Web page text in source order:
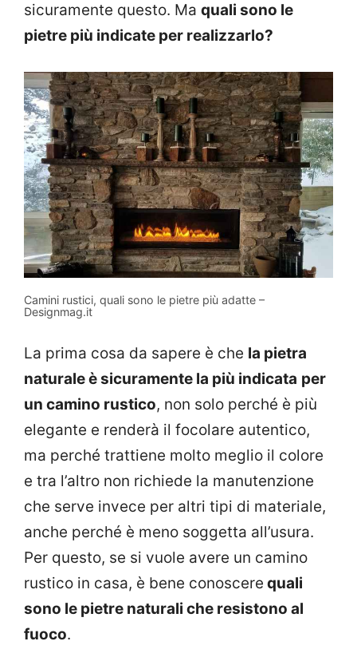
sicuramente questo. Ma quali sono le
pietre più indicate per realizzarlo?
Camini rustici, quali sono le pietre più adatte –
Designmag.it
La prima cosa da sapere è che la pietra
naturale è sicuramente la più indicata per
un camino rustico, non solo perché è più
elegante e renderà il focolare autentico,
ma perché trattiene molto meglio il colore
e tra l’altro non richiede la manutenzione
che serve invece per altri tipi di materiale,
anche perché è meno soggetta all’usura.
Per questo, se si vuole avere un camino
rustico in casa, è bene conoscere quali
sono le pietre naturali che resistono al
fuoco.